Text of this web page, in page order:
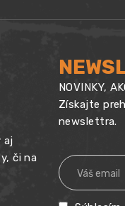
aj
či na
NOVINKY,
Získajte
newslettra.